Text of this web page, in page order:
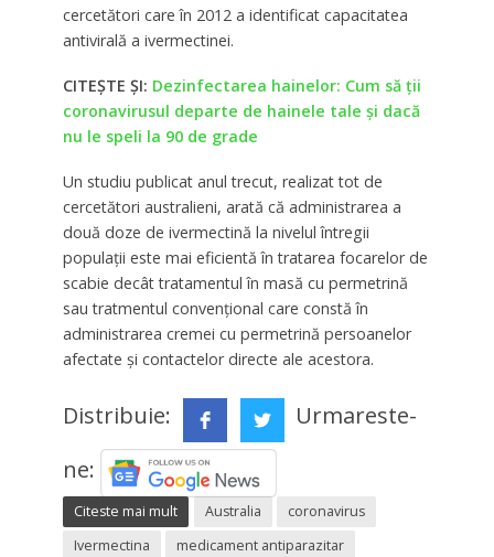
cercetători care în 2012 a identificat capacitatea
antivirală a ivermectinei.
CITEȘTE ȘI: Dezinfectarea hainelor: Cum să ții
coronavirusul departe de hainele tale și dacă
nu le speli la 90 de grade
Un studiu publicat anul trecut, realizat tot de
cercetători australieni, arată că administrarea a
două doze de ivermectină la nivelul întregii
populații este mai eficientă în tratarea focarelor de
scabie decât tratamentul în masă cu permetrină
sau tratmentul convențional care constă în
administrarea cremei cu permetrină persoanelor
afectate și contactelor directe ale acestora.
Distribuie:
Urmareste-
ne:
Citeste mai mult Australia
coronavirus
Ivermectina
medicament antiparazitar